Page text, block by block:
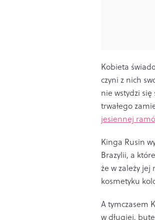
Kobieta
czyni z nich
nie wstydzi
trwałego
jesiennej
Kinga Rusin
Brazylii, a
że w zależy
kosmetyku
A tymczasem
w długiej,